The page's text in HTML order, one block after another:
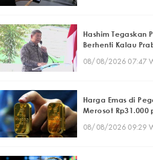
Hashim Tegaskan
Berhenti Kalau
08/08/2026 07:47
Harga Emas di
Merosot Rp31.000
08/08/2026 09:29